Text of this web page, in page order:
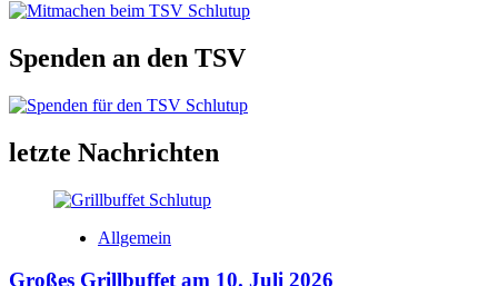
Spenden an den TSV
letzte Nachrichten
Allgemein
Großes Grillbuffet am 10. Juli 2026